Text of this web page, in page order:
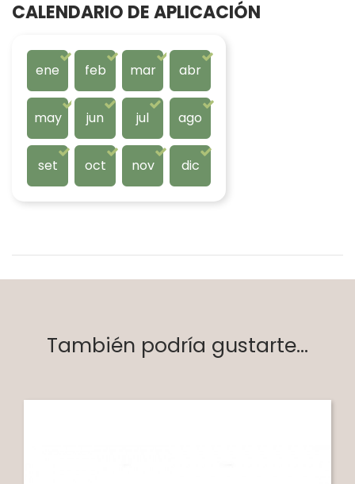
CALENDARIO DE APLICACIÓN
ene feb mar abr
may jun jul ago
set oct nov dic
También podría gustarte...